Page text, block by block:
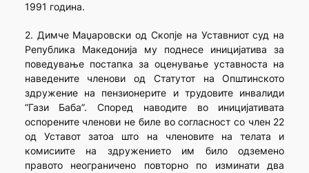
1991 година.
2. Димче Маџаровски од Скопје на Уставниот суд на
Република Македонија му поднесе иницијатива за
поведување постапка за оценување уставноста на
наведените членови од Статутот на Општинското
здружение на пензионерите и трудовите инвалиди
“Гази Баба”. Според наводите во иницијативата
оспорените членови не биле во согласност со член 22
од Уставот затоа што на членовите на телата и
комисиите на здружението им било одземено
правото неограничено повторно по изминати два